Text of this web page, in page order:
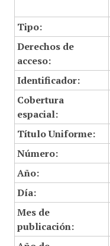
Tipo:
Derechos de
acceso:
Identificador:
Cobertura
espacial:
Título Uniforme:
Número:
Año:
Día:
Mes de
publicación: